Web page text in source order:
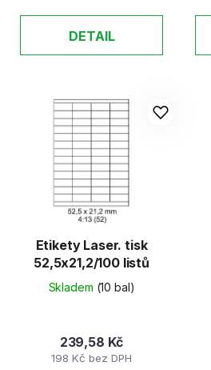
DETAIL
Etikety Laser. tisk
52,5x21,2/100 listů
Skladem (10 bal)
198 Kč bez DPH
239,58 Kč